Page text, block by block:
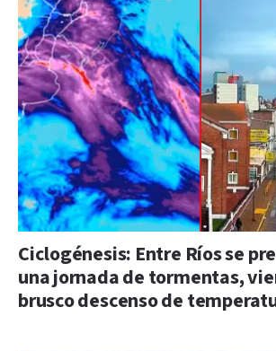
Ciclogénesis: Entre Ríos se
una jornada de tormentas,
brusco descenso de